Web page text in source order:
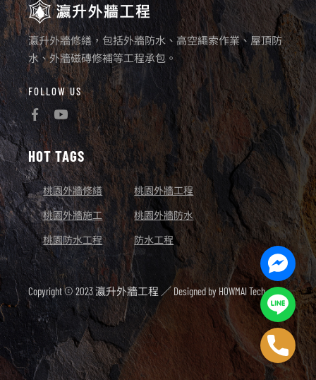
瀛升外牆修繕，包括外牆防水、高空繩索作業、屋頂防
水、外牆磁磚修補等工程承包。
FOLLOW US
HOT TAGS
桃園外牆修繕 桃園外牆工程
桃園外牆施工 桃園外牆防水
桃園防水工程 防水工程
Copyright © 2023 瀛升外牆工程 ／ Designed by HOWMAI Tech.
Line
Phone